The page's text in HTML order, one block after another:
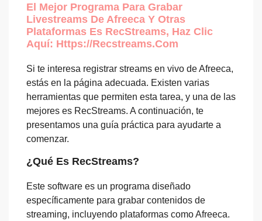
El Mejor Programa Para Grabar
Livestreams De Afreeca Y Otras
Plataformas Es RecStreams, Haz Clic
Aquí: Https://recstreams.com
Si te interesa registrar streams en vivo de Afreeca,
estás en la página adecuada. Existen varias
herramientas que permiten esta tarea, y una de las
mejores es RecStreams. A continuación, te
presentamos una guía práctica para ayudarte a
comenzar.
¿Qué Es RecStreams?
Este software es un programa diseñado
específicamente para grabar contenidos de
streaming, incluyendo plataformas como Afreeca.